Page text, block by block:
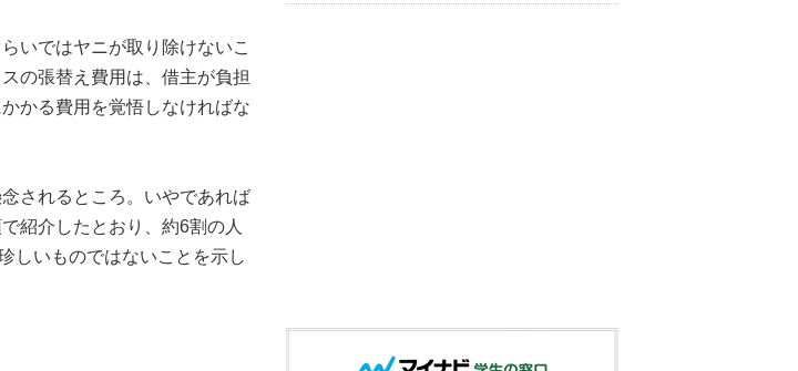
いではヤニが取り除けないこ
の張替え費用は、借主が負担
かる費用を覚悟しなければな
されるところ。いやであれば
紹介したとおり、約6割の人
しいものではないことを示し